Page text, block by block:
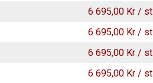
6 695,00 Kr / st
6 695,00 Kr / st
6 695,00 Kr / st
6 695,00 Kr / st